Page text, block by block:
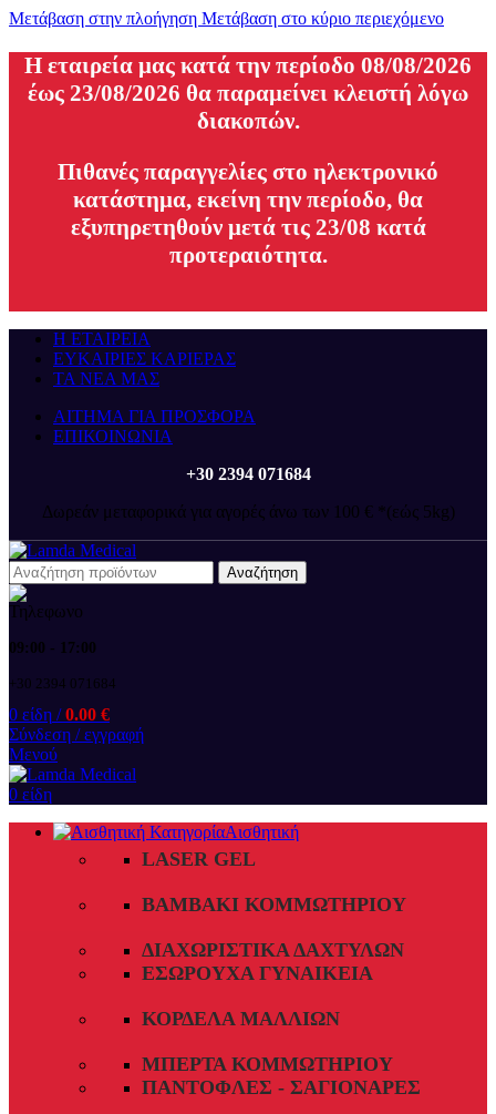
Μετάβαση στην πλοήγηση Μετάβαση στο κύριο περιεχόμενο
H εταιρεία μας κατά την περίοδο 08/08/2026
έως 23/08/2026 θα παραμείνει κλειστή λόγω
διακοπών.
Πιθανές παραγγελίες στο ηλεκτρονικό
κατάστημα, εκείνη την περίοδο, θα
εξυπηρετηθούν μετά τις 23/08 κατά
προτεραιότητα.
Η ΕΤΑΙΡΕΙΑ
ΕΥΚΑΙΡΙΕΣ ΚΑΡΙΕΡΑΣ
ΤΑ ΝΕΑ ΜΑΣ
ΑΙΤΗΜΑ ΓΙΑ ΠΡΟΣΦΟΡΑ
ΕΠΙΚΟΙΝΩΝΙΑ
+30 2394 071684
Δωρεάν μεταφορικά για αγορές άνω των 100 € *(εώς 5kg)
Αναζήτηση
09:00 - 17:00
+30 2394 071684
0 είδη / 0.00 €
Σύνδεση / εγγραφή
Μενού
0 είδη
Αισθητική
LASER GEL
ΒΑΜΒΆΚΙ ΚΟΜΜΩΤΗΡΊΟΥ
ΔΙΑΧΩΡΙΣΤΙΚΆ ΔΑΧΤΎΛΩΝ
ΕΣΏΡΟΥΧΑ ΓΥΝΑΙΚΕΊΑ
ΚΟΡΔΈΛΑ ΜΑΛΛΙΏΝ
ΜΠΈΡΤΑ ΚΟΜΜΩΤΗΡΊΟΥ
ΠΑΝΤΌΦΛΕΣ - ΣΑΓΙΟΝΆΡΕΣ